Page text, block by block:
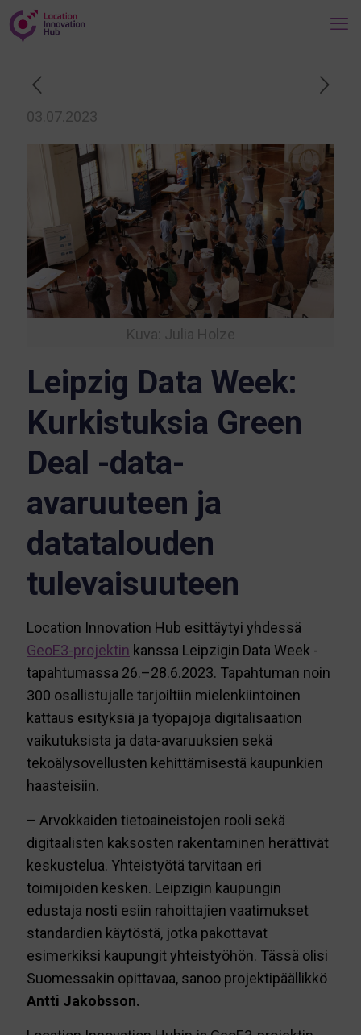
03.07.2023
Kuva: Julia Holze
Leipzig Data Week:
Kurkistuksia Green
Deal -data-
avaruuteen ja
datatalouden
tulevaisuuteen
Location Innovation Hub esittäytyi yhdessä
GeoE3-projektin kanssa Leipzigin Data Week -
tapahtumassa 26.–28.6.2023. Tapahtuman noin
300 osallistujalle tarjoiltiin mielenkiintoinen
kattaus esityksiä ja työpajoja digitalisaation
vaikutuksista ja data-avaruuksien sekä
tekoälysovellusten kehittämisestä kaupunkien
haasteisiin.
– Arvokkaiden tietoaineistojen rooli sekä
digitaalisten kaksosten rakentaminen herättivät
keskustelua. Yhteistyötä tarvitaan eri
toimijoiden kesken. Leipzigin kaupungin
edustaja nosti esiin rahoittajien vaatimukset
standardien käytöstä, jotka pakottavat
esimerkiksi kaupungit yhteistyöhön. Tässä olisi
Suomessakin opittavaa, sanoo projektipäällikkö
Antti Jakobsson.